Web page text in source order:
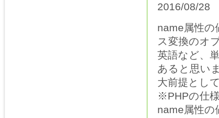
2016/08/28
name属性の
ス変換のオ
英語など、
あると思い
大前提とし
※PHPの仕
name属性の